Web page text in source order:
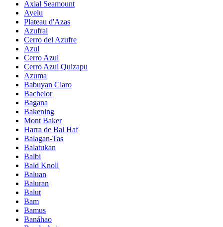
Axial Seamount
Ayelu
Plateau d'Azas
Azufral
Cerro del Azufre
Azul
Cerro Azul
Cerro Azul Quizapu
Azuma
Babuyan Claro
Bachelor
Bagana
Bakening
Mont Baker
Harra de Bal Haf
Balagan-Tas
Balatukan
Balbi
Bald Knoll
Baluan
Baluran
Balut
Bam
Bamus
Banáhao